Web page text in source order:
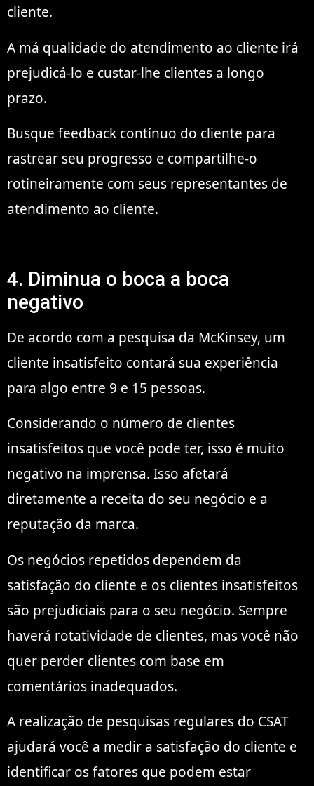
cliente.
A má qualidade do atendimento ao cliente irá
prejudicá-lo e custar-lhe clientes a longo
prazo.
Busque feedback contínuo do cliente para
rastrear seu progresso e compartilhe-o
rotineiramente com seus representantes de
atendimento ao cliente.
4. Diminua o boca a boca
negativo
De acordo com a pesquisa da McKinsey, um
cliente insatisfeito contará sua experiência
para algo entre 9 e 15 pessoas.
Considerando o número de clientes
insatisfeitos que você pode ter, isso é muito
negativo na imprensa. Isso afetará
diretamente a receita do seu negócio e a
reputação da marca.
Os negócios repetidos dependem da
satisfação do cliente e os clientes insatisfeitos
são prejudiciais para o seu negócio. Sempre
haverá rotatividade de clientes, mas você não
quer perder clientes com base em
comentários inadequados.
A realização de pesquisas regulares do CSAT
ajudará você a medir a satisfação do cliente e
identificar os fatores que podem estar